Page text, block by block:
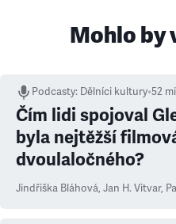
Mohlo by
Podcasty: Dělníci kultury•52
Čím lidi spojoval
byla nejtěžší
dvoulaločného?
Jindřiška Bláhová, Jan H. Vitvar,